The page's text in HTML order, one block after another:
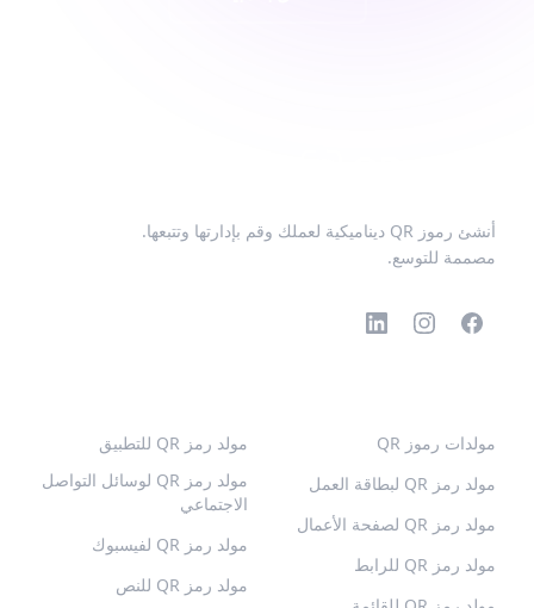
أنشئ رموز QR ديناميكية لعملك وقم بإدارتها وتتبعها.
مصممة للتوسع.
مولدات رموز QR
مولد رمز QR لبطاقة العمل
مولد رمز QR لصفحة الأعمال
مولد رمز QR للرابط
مولد رمز QR للتطبيق
مولد رمز QR لوسائل التواصل
الاجتماعي
مولد رمز QR لفيسبوك
مولد رمز QR للنص